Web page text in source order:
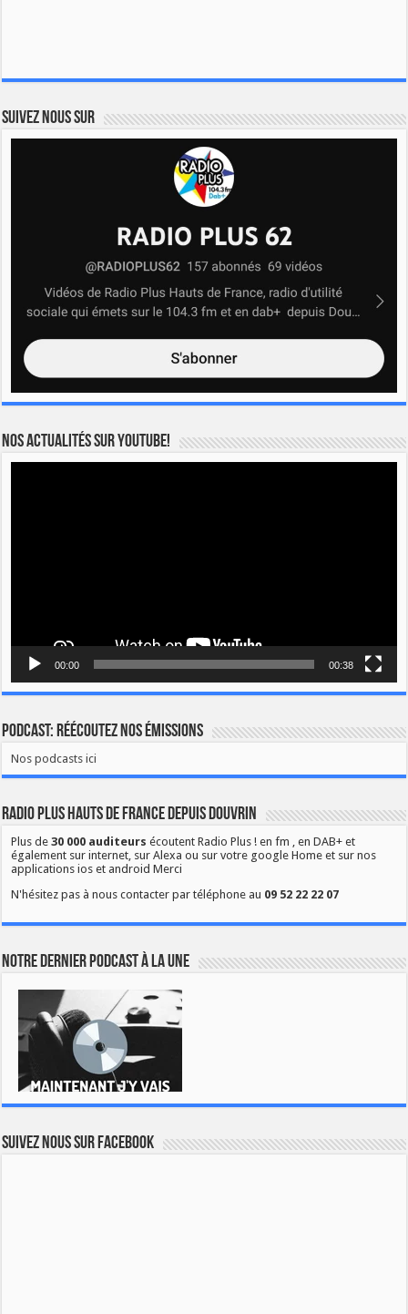
Suivez nous sur
Nos actualités sur YOUTUBE!
00:00 00:38
Podcast: Réécoutez nos émissions
Nos podcasts ici
Radio Plus Hauts de France depuis Douvrin
Plus de30 000 auditeurs écoutent Radio Plus ! en fm , en DAB+ et
également sur internet, sur Alexa ou sur votre google Home et sur nos
applications ios et android Merci
N'hésitez pas à nous contacter par téléphone au 09 52 22 22 07
Notre dernier podcast à la une
Suivez nous sur Facebook